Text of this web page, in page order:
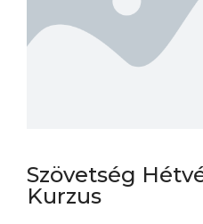
Szövetség
Kurzus